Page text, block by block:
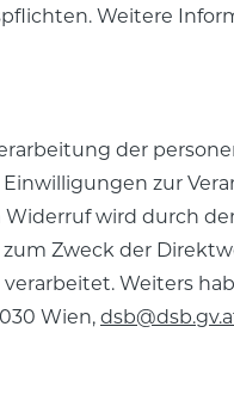
Weitere
der
zur
wird durch
Zweck der
Weiters
Wien,